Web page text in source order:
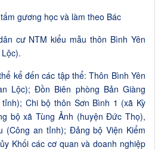
cư NTM kiểu mẫu thôn Bình Yên
kể đến các tập thể: Thôn Bình Yên
Lộc); Đồn Biên phòng Bản Giàng
Chi bộ thôn Sơn Bình 1 (xã Kỳ
bộ xã Tùng Ảnh (huyện Đức Thọ),
(Công an tỉnh); Đảng bộ Viện Kiểm
Khối các cơ quan và doanh nghiệp